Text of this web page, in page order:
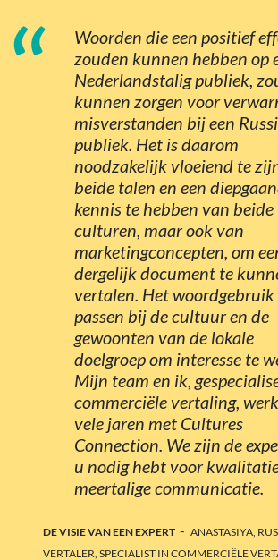
“
Woorden die een positief
zouden kunnen hebben op
Nederlandstalig publiek,
kunnen zorgen voor
misverstanden bij een
publiek. Het is daarom
noodzakelijk vloeiend te
beide talen en een
kennis te hebben van beide
culturen, maar ook van
marketingconcepten, om
dergelijk document te
vertalen. Het
passen bij de cultuur en de
gewoonten van de lokale
doelgroep om interesse te
Mijn team en ik,
commerciële vertaling,
vele jaren met Cultures
Connection. We zijn de
u nodig hebt voor
meertalige communicatie.
DE VISIE VAN EEN EXPERT - ANASTASIYA,
VERTALER, SPECIALIST IN COMMERCIËLE